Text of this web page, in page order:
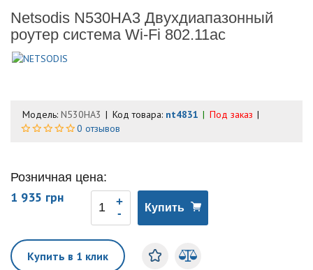
Netsodis N530HA3 Двухдиапазонный
роутер система Wi-Fi 802.11ac
Модель: N530HA3 Код товара: nt4831
Под заказ
0 отзывов
Розничная цена:
1 935 грн
Купить
Купить в 1 клик